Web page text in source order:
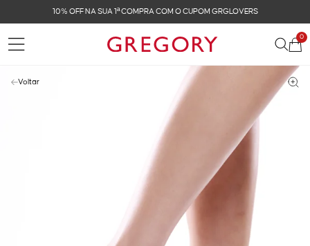
10% OFF NA SUA 1ª COMPRA COM O CUPOM GRGLOVERS
0
Voltar